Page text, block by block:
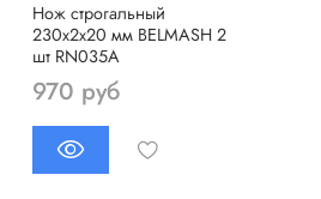
Нож строгальный
230х2х20 мм BELMASH 2
шт RN035A
970 руб